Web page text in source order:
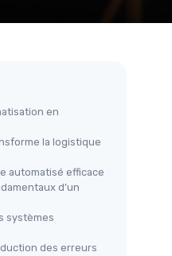
en
la logistique
automatisé efficace
d’un
systèmes
des erreurs